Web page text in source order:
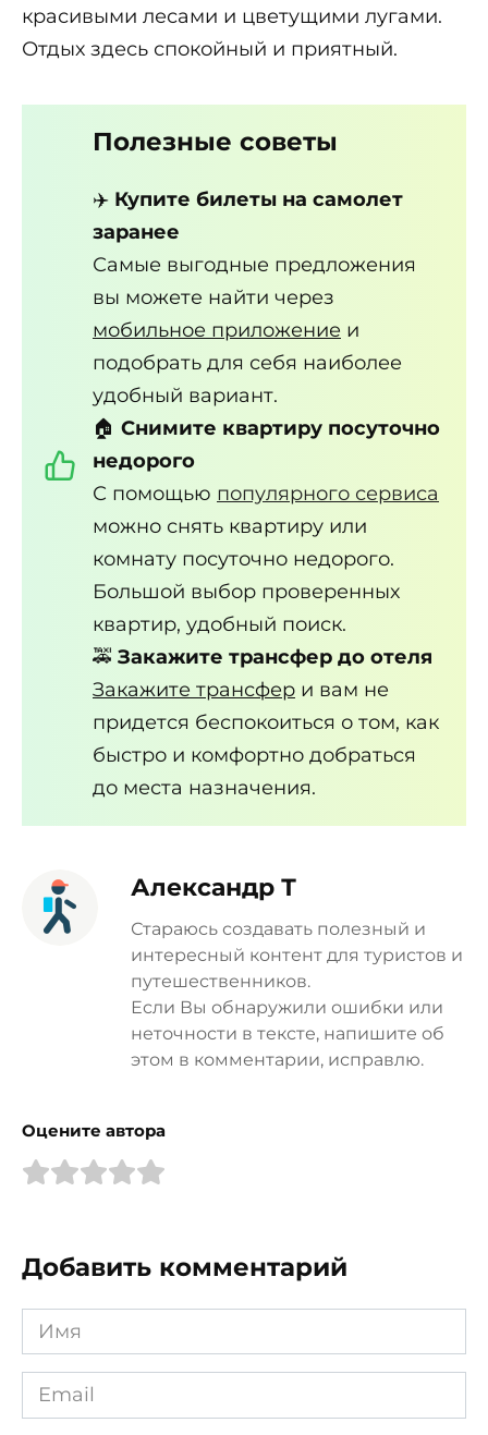
красивыми лесами и цветущими лугами.
Отдых здесь спокойный и приятный.
Полезные советы
✈️ Купите билеты на самолет
заранее
Самые выгодные предложения
вы можете найти через
мобильное приложение и
подобрать для себя наиболее
удобный вариант.
🏠 Снимите квартиру посуточно
недорого
С помощью популярного сервиса
можно снять квартиру или
комнату посуточно недорого.
Большой выбор проверенных
квартир, удобный поиск.
🚕 Закажите трансфер до отеля
Закажите трансфер и вам не
придется беспокоиться о том, как
быстро и комфортно добраться
до места назначения.
Александр Т
Стараюсь создавать полезный и
интересный контент для туристов и
путешественников.
Если Вы обнаружили ошибки или
неточности в тексте, напишите об
этом в комментарии, исправлю.
Оцените автора
Добавить комментарий
Имя
*
Email
*